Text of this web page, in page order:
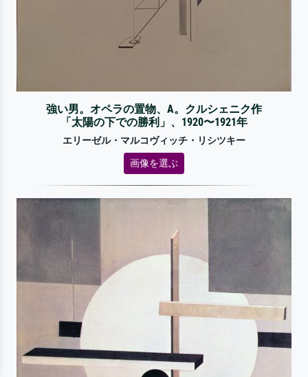
強い男。オペラの置物、A。クルシェニク作
「太陽の下での勝利」、1920〜1921年
エリーゼル・マルコヴィッチ・リシツキー
画像を選ぶ